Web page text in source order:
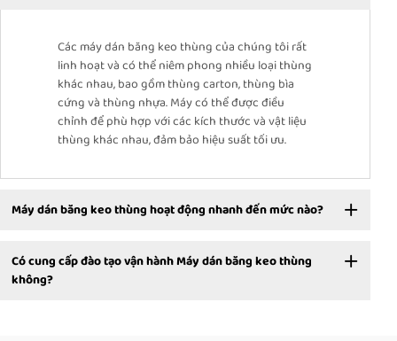
Các máy dán băng keo thùng của chúng tôi rất
linh hoạt và có thể niêm phong nhiều loại thùng
khác nhau, bao gồm thùng carton, thùng bìa
cứng và thùng nhựa. Máy có thể được điều
chỉnh để phù hợp với các kích thước và vật liệu
thùng khác nhau, đảm bảo hiệu suất tối ưu.
Máy dán băng keo thùng hoạt động nhanh đến mức nào?
Có cung cấp đào tạo vận hành Máy dán băng keo thùng
không?